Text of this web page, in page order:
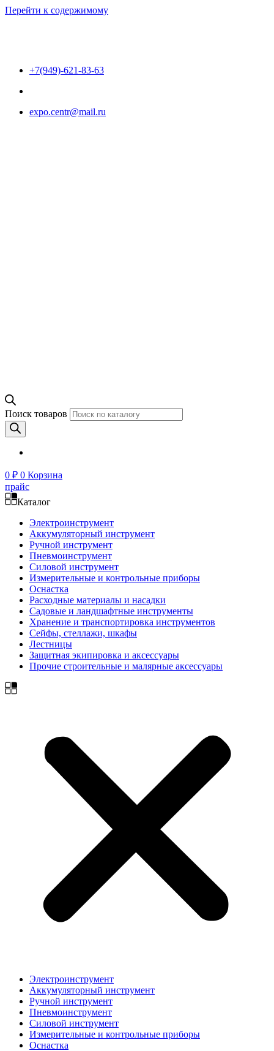
Перейти к содержимому
+7(949)-621-83-63
expo.centr@mail.ru
Поиск товаров
0 ₽ 0 Корзина
прайс
Каталог
Электроинструмент
Аккумуляторный инструмент
Ручной инструмент
Пневмоинструмент
Силовой инструмент
Измерительные и контрольные приборы
Оснастка
Расходные материалы и насадки
Садовые и ландшафтные инструменты
Хранение и транспортировка инструментов
Сейфы, стеллажи, шкафы
Лестницы
Защитная экипировка и аксессуары
Прочие строительные и малярные аксессуары
Электроинструмент
Аккумуляторный инструмент
Ручной инструмент
Пневмоинструмент
Силовой инструмент
Измерительные и контрольные приборы
Оснастка